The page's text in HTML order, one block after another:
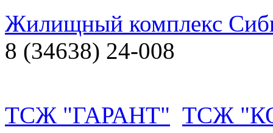
Жилищный комплекс
8 (34638) 24-008
ТСЖ "ГАРАНТ" ТСЖ